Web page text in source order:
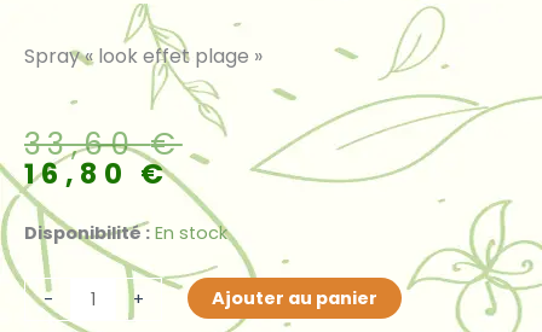
Spray « look effet plage »
33,60€
Le
prix
initial
était :
33,60 €.
16,80 €
Le
prix
actuel
est :
16,80 €.
Disponibilité : En stock
-
quantité
de
North
Sea
+ Ajouter au panier